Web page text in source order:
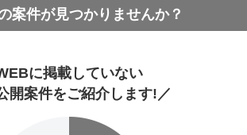
案件が見つかりませんか？
に掲載していない
開案件をご紹介します!／